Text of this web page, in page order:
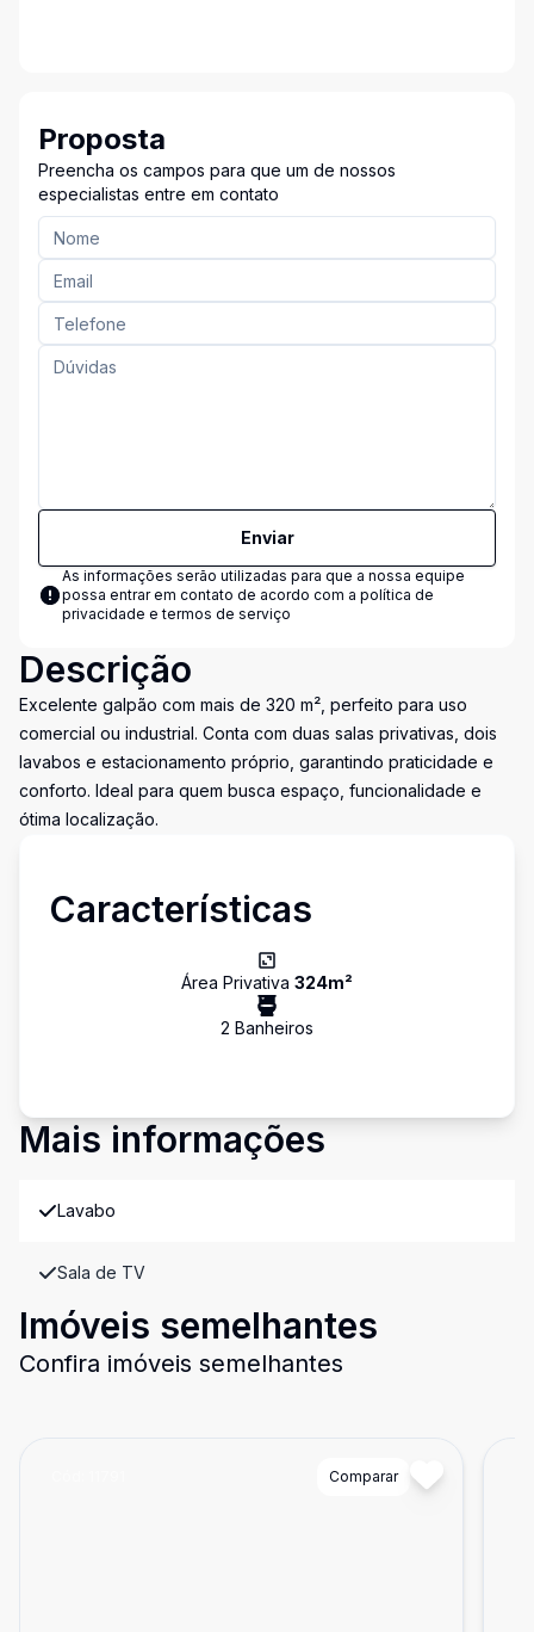
Proposta
Preencha os campos para que um de nossos
especialistas entre em contato
Enviar
As informações serão utilizadas para que a nossa equipe
possa entrar em contato de acordo com a política de
privacidade e termos de serviço
Descrição
Excelente galpão com mais de 320 m², perfeito para uso
comercial ou industrial. Conta com duas salas privativas, dois
lavabos e estacionamento próprio, garantindo praticidade e
conforto. Ideal para quem busca espaço, funcionalidade e
ótima localização.
Características
Área Privativa 324m²
2 Banheiros
Mais informações
Lavabo
Sala de TV
Imóveis semelhantes
Confira imóveis semelhantes
Comparar